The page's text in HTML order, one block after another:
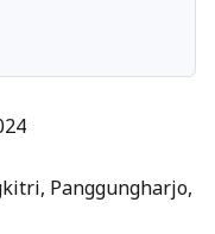
Panggungharjo,